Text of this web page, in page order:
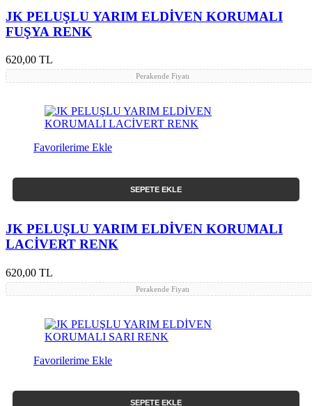
JK PELUŞLU YARIM ELDİVEN KORUMALI
FUŞYA RENK
620,00 TL
Perakende Fiyatı
Favorilerime Ekle
SEPETE EKLE
JK PELUŞLU YARIM ELDİVEN KORUMALI
LACİVERT RENK
620,00 TL
Perakende Fiyatı
Favorilerime Ekle
SEPETE EKLE